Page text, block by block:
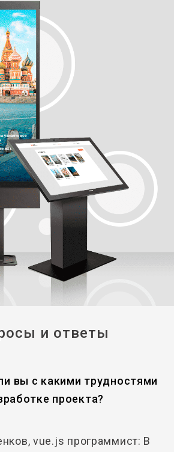
и ответы
вы с какими трудностями
проекта?
vue.js программист: В